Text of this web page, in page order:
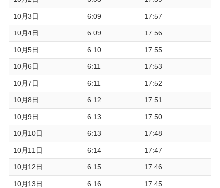
10月3日 6:09 17:57
10月4日 6:09 17:56
10月5日 6:10 17:55
10月6日 6:11 17:53
10月7日 6:11 17:52
10月8日 6:12 17:51
10月9日 6:13 17:50
10月10日 6:13 17:48
10月11日 6:14 17:47
10月12日 6:15 17:46
10月13日 6:16 17:45